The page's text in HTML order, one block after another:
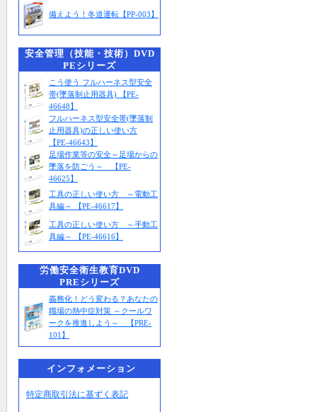
備えよう！冬道運転【PP-003】
安全管理（技能・技術）DVD
PEシリーズ
こう使う フルハーネス型安全
帯(墜落制止用器具) 【PE-
46648】
フルハーネス型安全帯(墜落制
止用器具)の正しい使い方
【PE-46643】
足場作業等の安全～足場からの
墜落を防ごう～ 【PE-
46625】
工具の正しい使い方 ～電動工
具編～ 【PE-46617】
工具の正しい使い方 ～手動工
具編～ 【PE-46616】
労働安全衛生教育DVD
PREシリーズ
義務化！どう変わる？あなたの
職場の熱中症対策 ～クールワ
ークを推進しよう～ 【PRE-
101】
インフォメーション
特定商取引法に基ずく表記